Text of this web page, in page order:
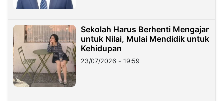
Sekolah Harus Berhenti Mengajar
untuk Nilai, Mulai Mendidik untuk
Kehidupan
23/07/2026 - 19:59